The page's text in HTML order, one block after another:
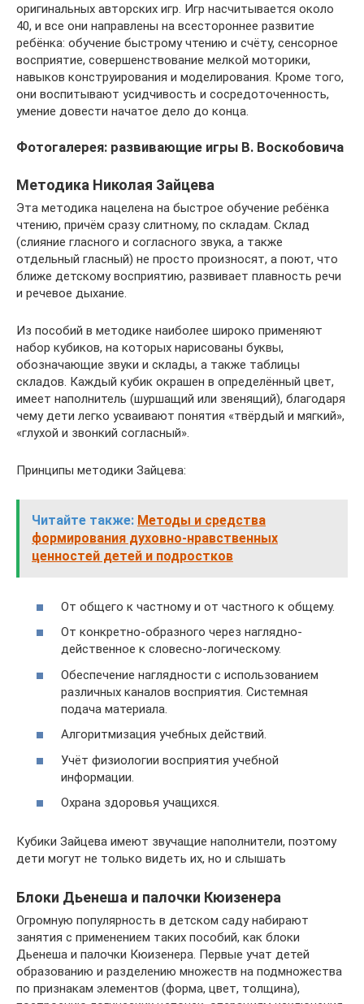
оригинальных авторских игр. Игр насчитывается около
40, и все они направлены на всестороннее развитие
ребёнка: обучение быстрому чтению и счёту, сенсорное
восприятие, совершенствование мелкой моторики,
навыков конструирования и моделирования. Кроме того,
они воспитывают усидчивость и сосредоточенность,
умение довести начатое дело до конца.
Фотогалерея: развивающие игры В. Воскобовича
Методика Николая Зайцева
Эта методика нацелена на быстрое обучение ребёнка
чтению, причём сразу слитному, по складам. Склад
(слияние гласного и согласного звука, а также
отдельный гласный) не просто произносят, а поют, что
ближе детскому восприятию, развивает плавность речи
и речевое дыхание.
Из пособий в методике наиболее широко применяют
набор кубиков, на которых нарисованы буквы,
обозначающие звуки и склады, а также таблицы
складов. Каждый кубик окрашен в определённый цвет,
имеет наполнитель (шуршащий или звенящий), благодаря
чему дети легко усваивают понятия «твёрдый и мягкий»,
«глухой и звонкий согласный».
Принципы методики Зайцева:
Читайте также: Методы и средства
формирования духовно-нравственных
ценностей детей и подростков
От общего к частному и от частного к общему.
От конкретно-образного через наглядно-
действенное к словесно-логическому.
Обеспечение наглядности с использованием
различных каналов восприятия. Системная
подача материала.
Алгоритмизация учебных действий.
Учёт физиологии восприятия учебной
информации.
Охрана здоровья учащихся.
Кубики Зайцева имеют звучащие наполнители, поэтому
дети могут не только видеть их, но и слышать
Блоки Дьенеша и палочки Кюизенера
Огромную популярность в детском саду набирают
занятия с применением таких пособий, как блоки
Дьенеша и палочки Кюизенера. Первые учат детей
образованию и разделению множеств на подмножества
по признакам элементов (форма, цвет, толщина),